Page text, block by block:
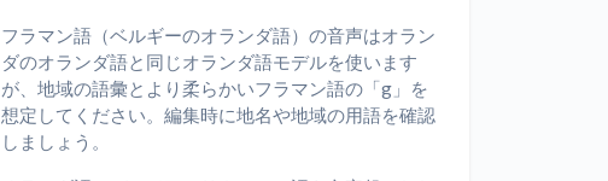
フラマン語（ベルギーのオランダ語）の音声はオラン
ダのオランダ語と同じオランダ語モデルを使います
が、地域の語彙とより柔らかいフラマン語の「g」を
想定してください。編集時に地名や地域の用語を確認
しましょう。